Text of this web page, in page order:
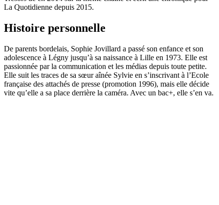
La Quotidienne depuis 2015.
Histoire personnelle
De parents bordelais, Sophie Jovillard a passé son enfance et son
adolescence à Légny jusqu’à sa naissance à Lille en 1973. Elle est
passionnée par la communication et les médias depuis toute petite.
Elle suit les traces de sa sœur aînée Sylvie en s’inscrivant à l’Ecole
française des attachés de presse (promotion 1996), mais elle décide
vite qu’elle a sa place derrière la caméra. Avec un bac+, elle s’en va.